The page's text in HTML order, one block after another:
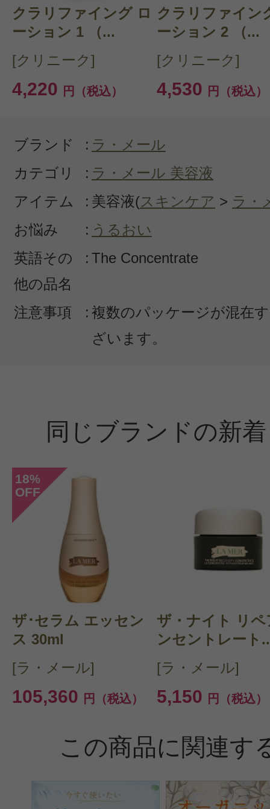
リピートです。着け心地は幕が張っ
で慣れるまで少し違和感がありまし
けると翌朝の肌が全然違います。
投稿日：2023年02月
Masa 様／40代後半
購入品：ザ・コンセントレート
使用していると皆さんのおっしゃる
できたようになります。しわやた
らなくなり、違う美容液も使ってみ
感じた効能：うるおい/毛穴
購入品：ザ・コンセントレート
リピートです。
肌に膜ができるような使用感で、毛
くなります。
手放せません。無くなったらまた
す。
役
クラリファイング ロ
ーション 1 （...
[クリニーク]
4,220 円（税込）
クラリファイン
ーション 2 （...
[クリニーク]
4,530 円（税込）
ブランド : ラ・メール
カテゴリ
: ラ・メール 美容液
アイテム
: 美容液(スキンケア > ラ・
お悩み
: うるおい
英語その
他の品名
: The Concentrate
注意事項 : 複数のパッケージが混在
ざいます。
同じブランドの新
18%
OFF
ザ･セラム エッセン
ス 30ml
[ラ・メール]
105,360 円（税込）
ザ・ナイト リペ
ンセントレート
[ラ・メール]
5,150 円（税込）
この商品に関連す